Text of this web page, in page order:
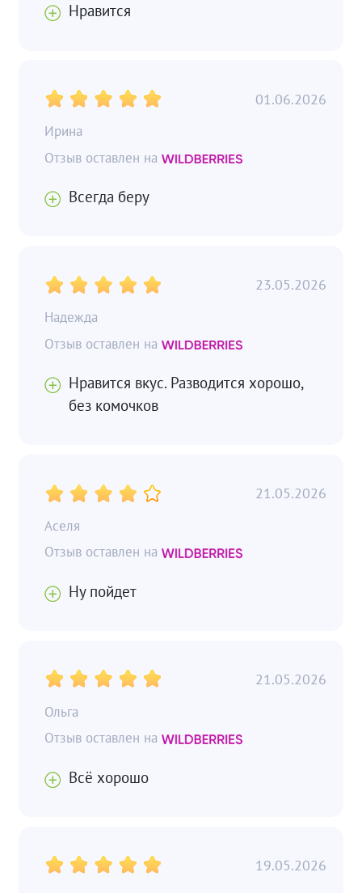
Нравится
Ирина
01.06.2026
Всегда беру
Надежда
23.05.2026
Нравится вкус. Разводится хорошо,
без комочков
Аселя
21.05.2026
Ну пойдет
Ольга
21.05.2026
Всё хорошо
19.05.2026